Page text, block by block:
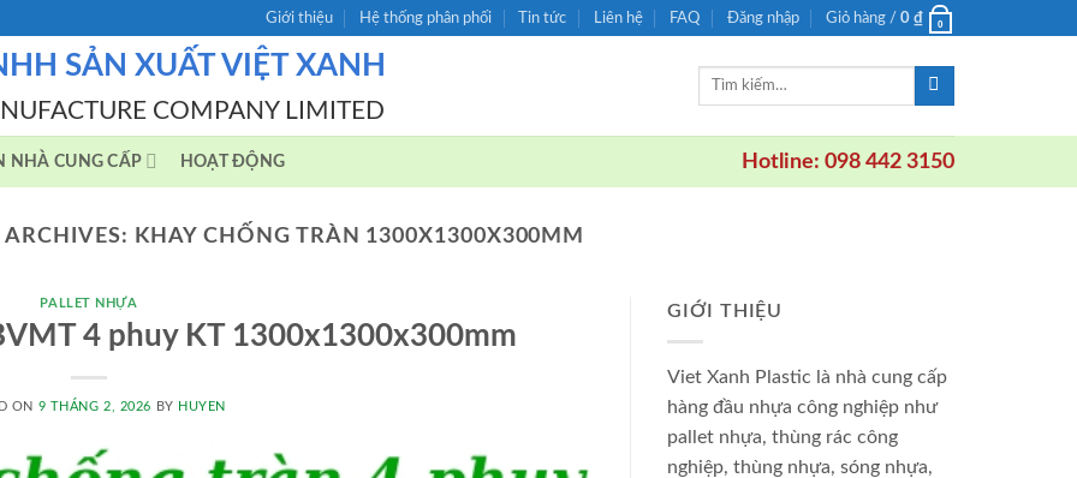
Giới thiệu Hệ thống phân phối Tin tức Liên hệ FAQ Đăng nhập Giỏ hàng / 0 ₫ 0
SẢN XUẤT VIỆT XANH
COMPANY LIMITED
Tìm
NHÀ CUNG CẤP HOẠT ĐỘNG Hotline: 098 442 3150
ARCHIVES: KHAY CHỐNG TRÀN 1300X1300X300MM
PALLET NHỰA
4 phuy KT 1300x1300x300mm
ON 9 THÁNG 2, 2026 BY HUYEN
GIỚI THIỆU
Viet Xanh Plastic là nhà cung cấp
hàng đầu nhựa công nghiệp như
pallet nhựa, thùng rác công
nghiệp, thùng nhựa, sóng nhựa,